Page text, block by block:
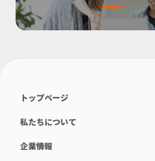
トップページ
私たちについて
企業情報